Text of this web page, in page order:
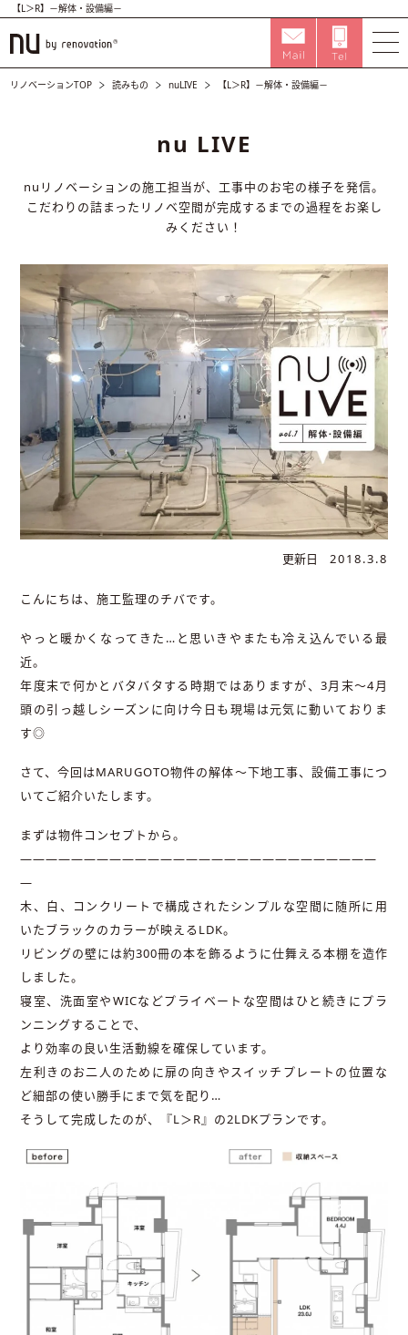
【L＞R】－解体・設備編－
リノベーションTOP 読みもの nuLIVE 【L＞R】－解体・設備編－
nu LIVE
nuリノベーションの施工担当が、工事中のお宅の様子を発信。
こだわりの詰まったリノベ空間が完成するまでの過程をお楽し
みください！
更新日 2018.3.8
こんにちは、施工監理のチバです。
やっと暖かくなってきた…と思いきやまたも冷え込んでいる最
近。
年度末で何かとバタバタする時期ではありますが、3月末～4月
頭の引っ越しシーズンに向け今日も現場は元気に動いておりま
す◎
さて、今回はMARUGOTO物件の解体～下地工事、設備工事につ
いてご紹介いたします。
まずは物件コンセプトから。
――――――――――――――――――――――――――――
―
木、白、コンクリートで構成されたシンプルな空間に随所に用
いたブラックのカラーが映えるLDK。
リビングの壁には約300冊の本を飾るように仕舞える本棚を造作
しました。
寝室、洗面室やWICなどプライベートな空間はひと続きにプラ
ンニングすることで、
より効率の良い生活動線を確保しています。
左利きのお二人のために扉の向きやスイッチプレートの位置な
ど細部の使い勝手にまで気を配り…
そうして完成したのが、『L＞R』の2LDKプランです。